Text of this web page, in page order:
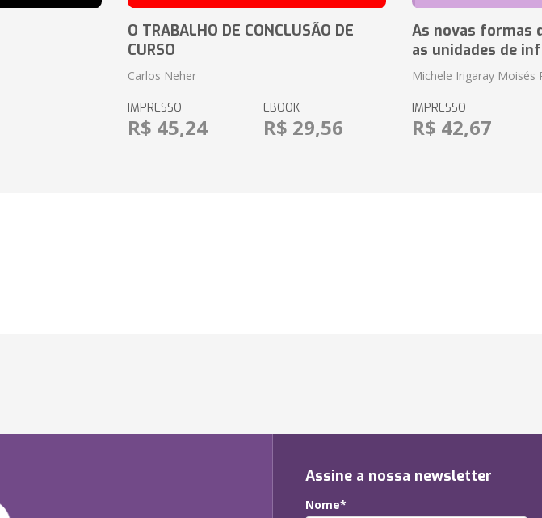
O TRABALHO DE CONCLUSÃO DE
CURSO
Carlos Neher
IMPRESSO
R$ 45,24
EBOOK
R$ 29,56
As novas formas
as unidades de
Michele Irigaray Moisés
IMPRESSO
R$ 42,67
Assine a nossa newsletter
Nome*